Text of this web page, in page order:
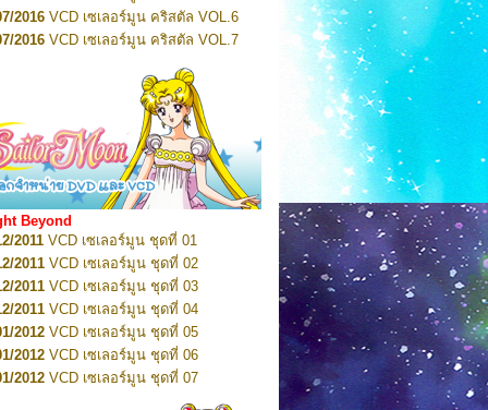
Pretty Guardian Sailor Moon Eternal
7
Pretty Guardian Sailor Moon Eternal
Pretty Guardian Sailor Moon Eternal
Pretty Guardian Sailor Moon Eternal
10
2026Code Name: Sailor V 1
2026Code Name: Sailor V 2
2016 VCD เซเลอร์มูน คริสตัล VOL.6
2016 VCD เซเลอร์มูน คริสตัล VOL.7
VCD เซเลอร์มูน คริสตัล VOL.9
VCD เซเลอร์มูน คริสตัล VOL.10
2016
VCD เซเลอร์มูน คริสตัล VOL.11
2016VCD เซเลอร์มูน คริสตัล VOL.12
2016VCD เซเลอร์มูน คริสตัล VOL.13
2016 DVD เซเลอร์มูน คริสตัล VOL.1
2016DVD เซเลอร์มูน คริสตัล VOL.2
2016 DVD เซเลอร์มูน คริสตัล VOL.3
2016 DVD เซเลอร์มูน คริสตัล VOL.4
2016 DVD เซเลอร์มูน คริสตัล VOL.5
2016 DVD เซเลอร์มูน คริสตัล VOL.6
2016DVD เซเลอร์มูน คริสตัล VOL.7
2016DVD เซเลอร์มูน คริสตัล VOL.8
2017 DVD เซเลอร์มูน คริสตัล Box-Set
Beyond
2011 VCD เซเลอร์มูน ชุดที่ 01
2011 VCD เซเลอร์มูน ชุดที่ 02
2011 VCD เซเลอร์มูน ชุดที่ 03
2011 VCD เซเลอร์มูน ชุดที่ 04
2012 VCD เซเลอร์มูน ชุดที่ 05
2012 VCD เซเลอร์มูน ชุดที่ 06
2012 VCD เซเลอร์มูน ชุดที่ 07
VCD เซเลอร์มูน ชุดที่ 08